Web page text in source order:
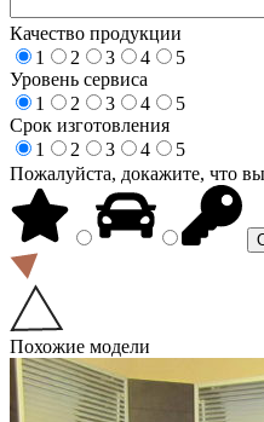
Качество продукции
1
2 3 4
5
Уровень сервиса
1
2 3 4
5
Срок изготовления
1
2 3 4
5
Пожалуйста, докажите, что
Похожие модели